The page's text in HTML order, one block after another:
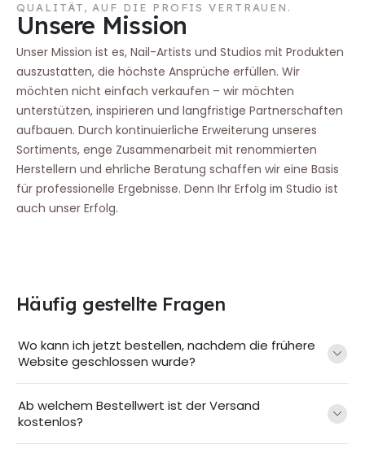
QUALITÄT, AUF DIE PROFIS VERTRAUEN.
Unsere Mission
Unser Mission ist es, Nail-Artists und Studios mit Produkten
auszustatten, die höchste Ansprüche erfüllen. Wir
möchten nicht einfach verkaufen – wir möchten
unterstützen, inspirieren und langfristige Partnerschaften
aufbauen. Durch kontinuierliche Erweiterung unseres
Sortiments, enge Zusammenarbeit mit renommierten
Herstellern und ehrliche Beratung schaffen wir eine Basis
für professionelle Ergebnisse. Denn Ihr Erfolg im Studio ist
auch unser Erfolg.
Häufig gestellte Fragen
Wo kann ich jetzt bestellen, nachdem die frühere
Website geschlossen wurde?
Ab welchem Bestellwert ist der Versand
kostenlos?